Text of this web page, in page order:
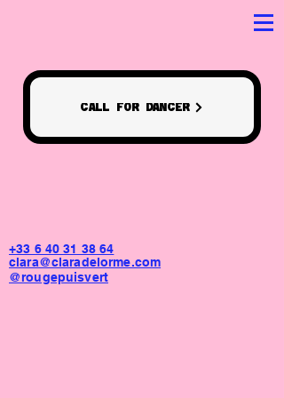
CALL FOR DANCER
+33 6 40 31 38 64
clara@claradelorme.com
@rougepuisvert